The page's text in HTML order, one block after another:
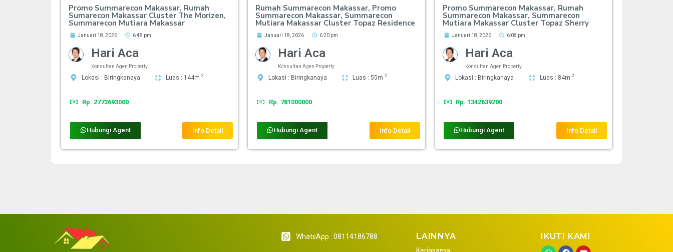
Promo Summarecon Makassar, Rumah
Sumarecon Makassar Cluster The Morizen,
Summarecon Mutiara Makassar
Januari 18, 2026 6:48 pm
Hari Aca
Konsultan Agen Property
Lokasi : Biringkanaya Luas : 144m2
Rp. 2773693000
Hubungi Agent Info Detail
Rumah Summarecon Makassar, Promo
Summarecon Makassar, Summarecon
Mutiara Makassar Cluster Topaz Residence
Januari 18, 2026 6:20 pm
Hari Aca
Konsultan Agen Property
Lokasi : Biringkanaya Luas : 55m2
Rp. 781000000
Hubungi Agent Info Detail
Promo Summarecon Makassar, Rumah
Summarecon Makassar, Summarecon
Mutiara Makassar Cluster Topaz Sherry
Januari 18, 2026 6:08 pm
Hari Aca
Konsultan Agen Property
Lokasi : Biringkanaya Luas : 84m 2
Rp. 1342639200
Hubungi Agent Info Detail
WhatsApp : 08114186788 LAINNYA IKUTI KAMI